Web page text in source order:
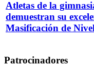
Atletas de la
demuestran su
Masificación de
Patrocinadores